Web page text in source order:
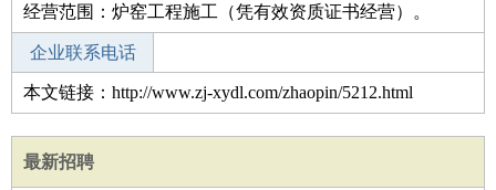
经营范围：炉窑工程施工（凭有效资质证书经营）。
企业联系电话
本文链接：http://www.zj-xydl.com/zhaopin/5212.html
最新招聘